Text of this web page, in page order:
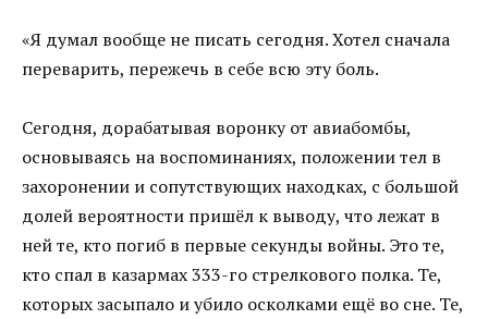
«Я думал вообще не писать сегодня. Хотел сначала
переварить, пережечь в себе всю эту боль.
Сегодня, дорабатывая воронку от авиабомбы,
основываясь на воспоминаниях, положении тел в
захоронении и сопутствующих находках, с большой
долей вероятности пришёл к выводу, что лежат в
ней те, кто погиб в первые секунды войны. Это те,
кто спал в казармах 333-го стрелкового полка. Те,
которых засыпало и убило осколками ещё во сне. Те,